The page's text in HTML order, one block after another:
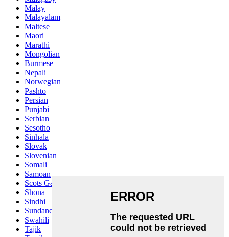
Malay
Malayalam
Maltese
Maori
Marathi
Mongolian
Burmese
Nepali
Norwegian
Pashto
Persian
Punjabi
Serbian
Sesotho
Sinhala
Slovak
Slovenian
Somali
Samoan
Scots Gaelic
Shona
Sindhi
Sundanese
Swahili
Tajik